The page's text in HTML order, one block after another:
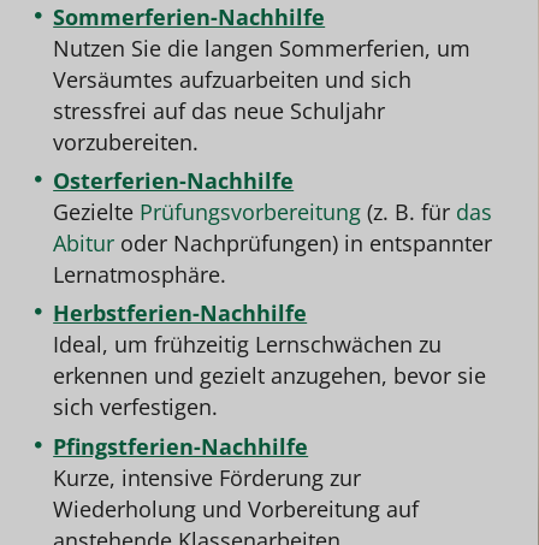
Sommerferien-Nachhilfe
Nutzen Sie die langen Sommerferien, um
Versäumtes aufzuarbeiten und sich
stressfrei auf das neue Schuljahr
vorzubereiten.
Osterferien-Nachhilfe
Gezielte Prüfungsvorbereitung (z. B. für das
Abitur oder Nachprüfungen) in entspannter
Lernatmosphäre.
Herbstferien-Nachhilfe
Ideal, um frühzeitig Lernschwächen zu
erkennen und gezielt anzugehen, bevor sie
sich verfestigen.
Pfingstferien-Nachhilfe
Kurze, intensive Förderung zur
Wiederholung und Vorbereitung auf